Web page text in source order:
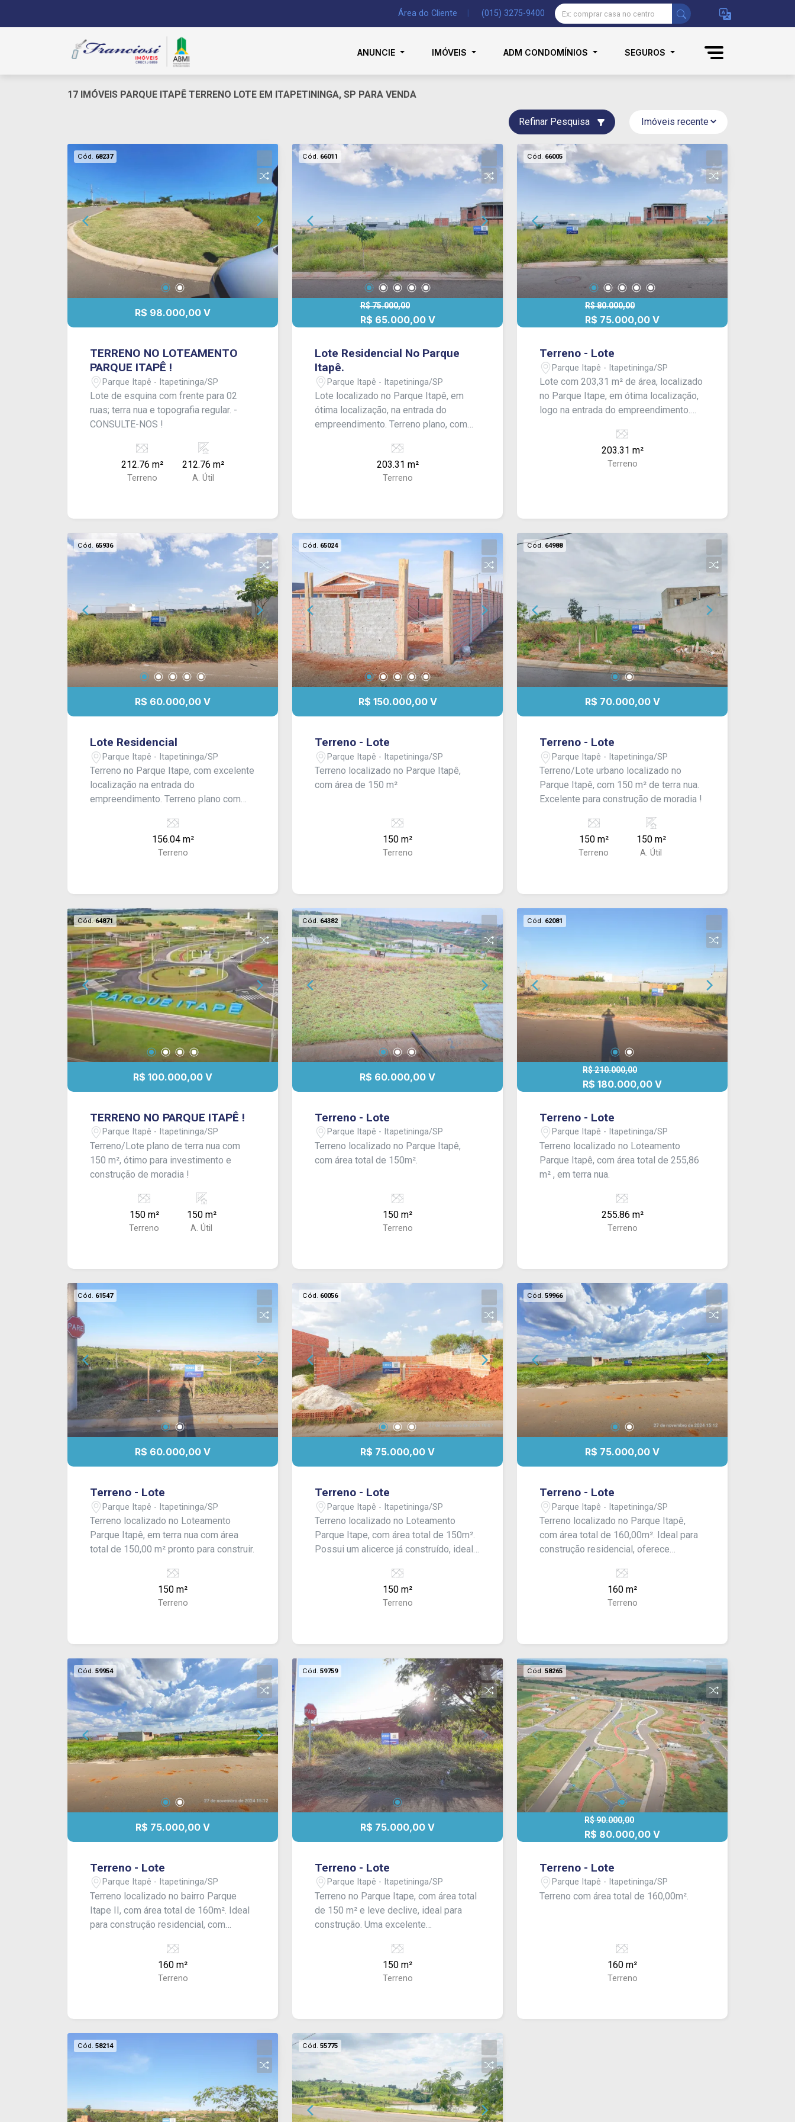
Área do Cliente (015) 3275-9400
ANUNCIE IMÓVEIS ADM CONDOMÍNIOS SEGUROS
17 IMÓVEIS PARQUE ITAPÊ TERRENO LOTE EM ITAPETININGA, SP PARA VENDA
Refinar Pesquisa
Cód. 68237
R$ 98.000,00 V
TERRENO NO LOTEAMENTO
PARQUE ITAPÊ !
Parque Itapê - Itapetininga/SP
Lote de esquina com frente para 02
ruas; terra nua e topografia regular. -
CONSULTE-NOS !
212.76 m²
Terreno
212.76 m²
A. Útil
Cód. 66011
R$ 75.000,00
R$ 65.000,00 V
Lote Residencial No Parque
Itapê.
Parque Itapê - Itapetininga/SP
Lote localizado no Parque Itapê, em
ótima localização, na entrada do
empreendimento. Terreno plano, com
para quem busca praticidade e fácil
203.31 m²
Terreno
Cód. 66005
R$ 80.000,00
R$ 75.000,00 V
Terreno - Lote
Parque Itapê - Itapetininga/SP
Lote com 203,31 m² de área, localizado
no Parque Itape, em ótima localização,
logo na entrada do empreendimento.
residencial ou investimento.
203.31 m²
Terreno
Cód. 65936
R$ 60.000,00 V
Lote Residencial
Parque Itapê - Itapetininga/SP
Terreno no Parque Itape, com excelente
localização na entrada do
empreendimento. Terreno plano com
156.04 m²
Terreno
Cód. 65024
R$ 150.000,00 V
Terreno - Lote
Parque Itapê - Itapetininga/SP
Terreno localizado no Parque Itapê,
com área de 150 m²
150 m²
Terreno
Cód. 64988
R$ 70.000,00 V
Terreno - Lote
Parque Itapê - Itapetininga/SP
Terreno/Lote urbano localizado no
Parque Itapê, com 150 m² de terra nua.
Excelente para construção de moradia !
150 m²
Terreno
150 m²
A. Útil
Cód.64871
R$ 100.000,00 V
TERRENO NO PARQUE ITAPÊ !
Parque Itapê - Itapetininga/SP
Terreno/Lote plano de terra nua com
150 m², ótimo para investimento e
construção de moradia !
150 m²
Terreno
150 m²
A. Útil
Cód. 64382
R$ 60.000,00 V
Terreno - Lote
Parque Itapê - Itapetininga/SP
Terreno localizado no Parque Itapê,
com área total de 150m².
150 m²
Terreno
Cód. 62081
R$ 210.000,00
R$ 180.000,00 V
Terreno - Lote
Parque Itapê - Itapetininga/SP
Terreno localizado no Loteamento
Parque Itapê, com área total de 255,86
m² , em terra nua.
255.86 m²
Terreno
Cód. 61547
R$ 60.000,00 V
Terreno - Lote
Parque Itapê - Itapetininga/SP
Terreno localizado no Loteamento
Parque Itapê, em terra nua com área
total de 150,00 m² pronto para construir.
150 m²
Terreno
Cód. 60056
R$ 75.000,00 V
Terreno - Lote
Parque Itapê - Itapetininga/SP
Terreno localizado no Loteamento
Parque Itape, com área total de 150m².
Possui um alicerce já construído, ideal
facilidade. Oferece localização
estratégica em área de crescente
150 m²
Terreno
Cód. 59966
R$ 75.000,00 V
Terreno - Lote
Parque Itapê - Itapetininga/SP
Terreno localizado no Parque Itapê,
com área total de 160,00m². Ideal para
construção residencial, oferece
160 m²
Terreno
Cód. 59954
R$ 75.000,00 V
Terreno - Lote
Parque Itapê - Itapetininga/SP
Terreno localizado no bairro Parque
Itape II, com área total de 160m². Ideal
para construção residencial, com
personalizado em uma região em
desenvolvimento.160 m²
Terreno
Cód. 59759
R$ 75.000,00 V
Terreno - Lote
Parque Itapê - Itapetininga/SP
Terreno no Parque Itape, com área total
de 150 m² e leve declive, ideal para
construção. Uma excelente
espaço único e valorizado.
150 m²
Terreno
Cód. 58265
R$ 90.000,00
R$ 80.000,00 V
Terreno - Lote
Parque Itapê - Itapetininga/SP
Terreno com área total de 160,00m².
160 m²
Terreno
Cód. 58214 Cód. 55775